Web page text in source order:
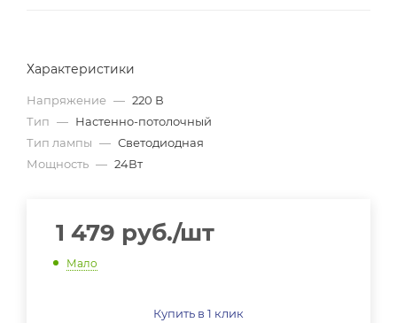
Характеристики
Напряжение — 220 В
Тип — Настенно-потолочный
Тип лампы — Светодиодная
Мощность — 24Вт
1 479 руб./шт
Мало
Купить в 1 клик